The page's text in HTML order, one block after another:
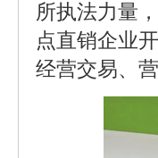
所执法力量
点直销企业
经营交易、